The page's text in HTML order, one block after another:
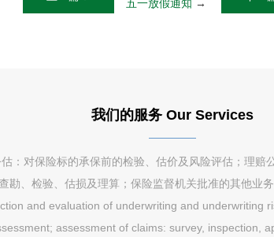
五一放假通知 →
我们的服务 Our Services
：对保险标的承保前的检验、估价及风险评估；理赔
勘、检验、估损及理算；保险监督机关批准的其他业
and evaluation of underwriting and underwriting
assessment of claims: survey, inspection,